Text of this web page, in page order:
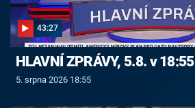
43:27
HLAVNÍ ZPRÁVY, 5.8. v 18:55
5. srpna 2026 18:55